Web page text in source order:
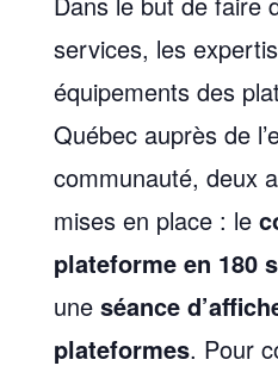
services, les
équipements des
Québec auprès de
communauté, deux
mises en place : le
plateforme en 180
une séance
plateformes. Pour